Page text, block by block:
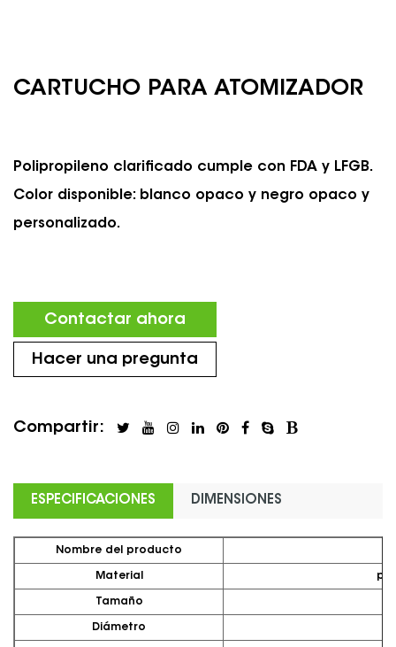
CARTUCHO PARA ATOMIZADOR
Polipropileno clarificado cumple con FDA y LFGB.
Color disponible: blanco opaco y negro opaco y
personalizado.
Contactar ahora
Hacer una pregunta
Compartir:
ESPECIFICACIONES DIMENSIONES
Nombre del producto
Material
Tamaño
Diámetro